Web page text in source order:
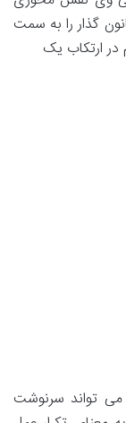
گذار را به سمت
در ارتکاب یک
می تواند سرنوشت